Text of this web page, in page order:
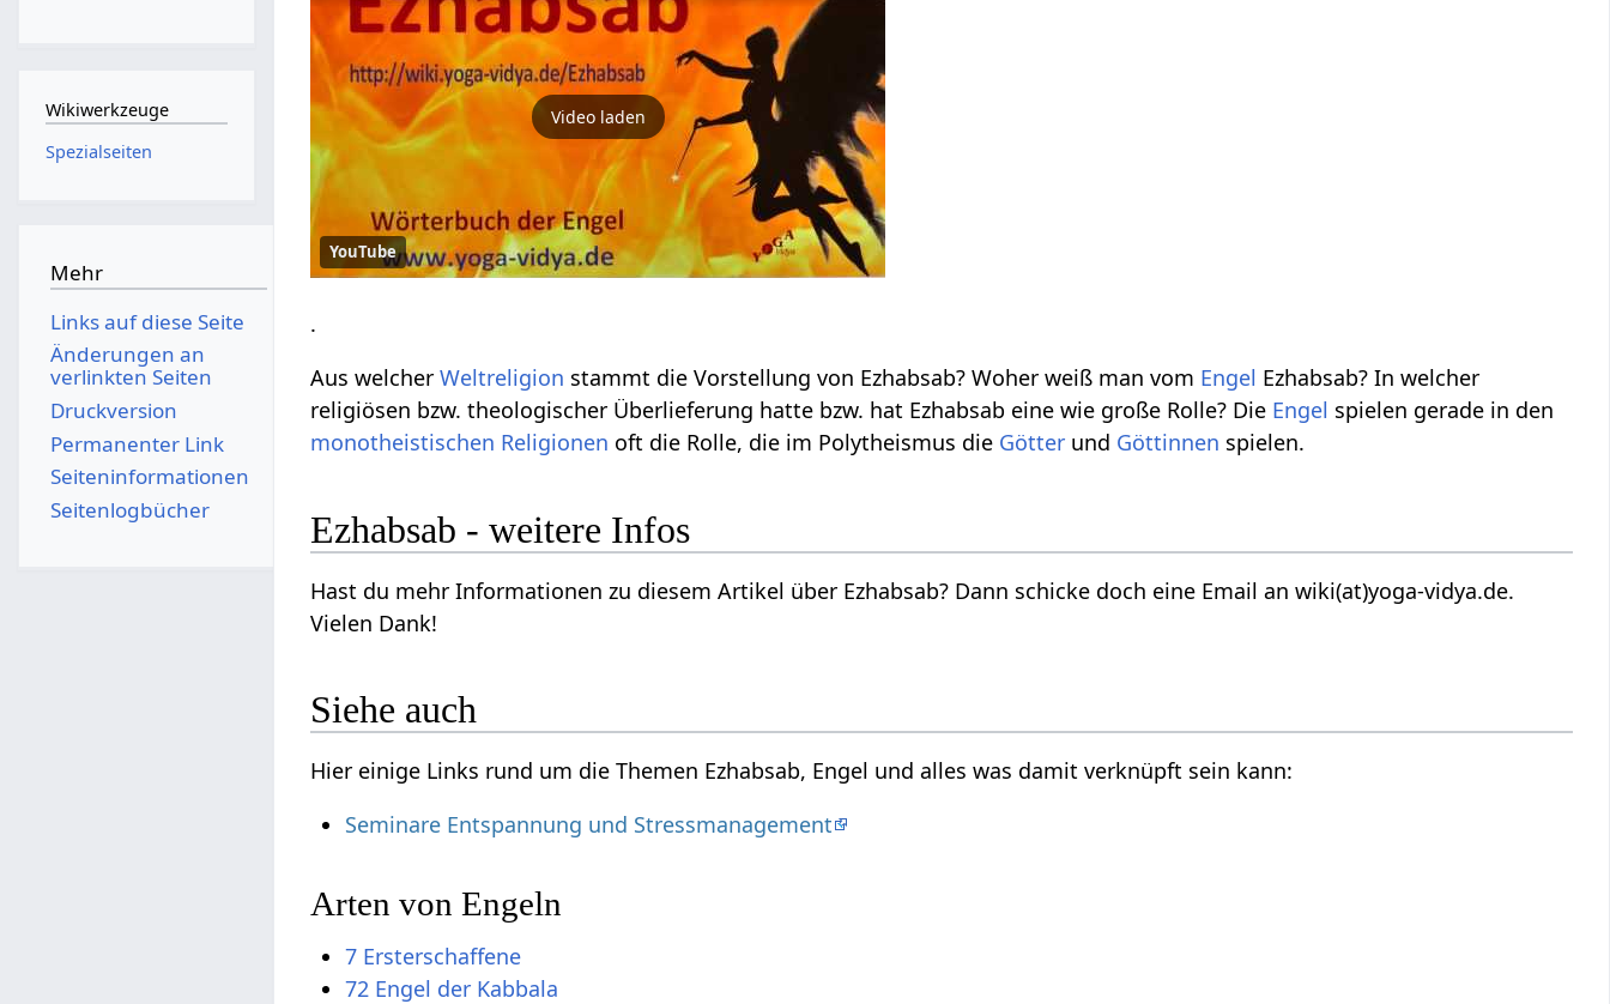
Video laden
YouTube
.
Aus welcherWeltreligion stammt die Vorstellung von Ezhabsab? Woher weiß man vom Engel Ezhabsab? In welcher
religiösen bzw. theologischer Überlieferung hatte bzw. hat Ezhabsab eine wie große Rolle? Die Engel spielen gerade in den
monotheistischen Religionen oft die Rolle, die im Polytheismus die Götter und Göttinnen spielen.
Ezhabsab - weitere Infos
Hast du mehr Informationen zu diesem Artikel über Ezhabsab? Dann schicke doch eine Email an wiki(at)yoga-vidya.de.
Vielen Dank!
Siehe auch
Hier einige Links rund um die Themen Ezhabsab, Engel und alles was damit verknüpft sein kann:
Seminare Entspannung und Stressmanagement
Arten von Engeln
7 Ersterschaffene
72 Engel der Kabbala
Wikiwerkzeuge
Spezialseiten
Mehr
Links auf diese Seite
Änderungen an
verlinkten Seiten
Druckversion
Permanenter Link
Seiten­­informationen
Seitenlogbücher